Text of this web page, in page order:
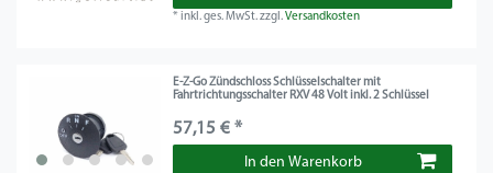
*inkl. ges. MwSt.zzgl.Versandkosten
E-Z-Go Zündschloss Schlüsselschalter mit
Fahrtrichtungsschalter RXV 48 Volt inkl. 2 Schlüssel
57,15 € *
In den Warenkorb